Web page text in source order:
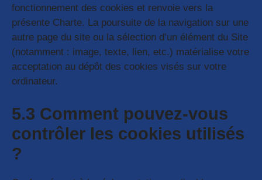
fonctionnement des cookies et renvoie vers la
présente Charte. La poursuite de la navigation sur une
autre page du site ou la sélection d’un élément du Site
(notamment : image, texte, lien, etc.) matérialise votre
acceptation au dépôt des cookies visés sur votre
ordinateur.
5.3 Comment pouvez-vous
contrôler les cookies utilisés
?